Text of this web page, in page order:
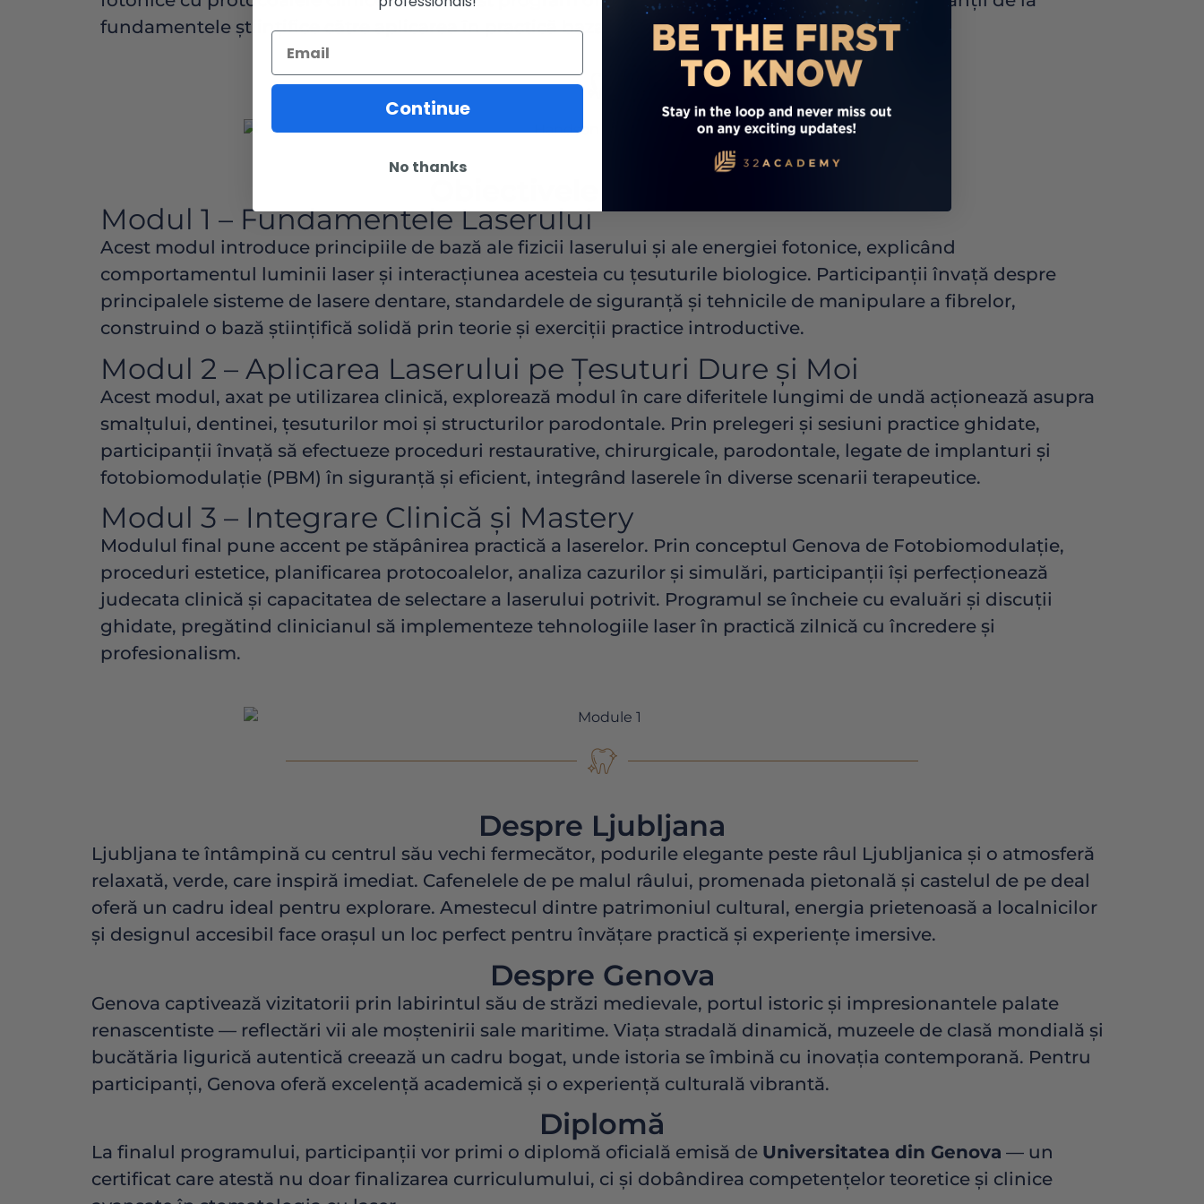
fundamentele științifice către aplicarea în practică bazată pe dovezi și cu încredere.
Modul 1 – Fundamentele Laserului
Acest modul introduce principiile de bază ale fizicii laserului și ale energiei fotonice, explicând
comportamentul luminii laser și interacțiunea acesteia cu țesuturile biologice. Participanții învață despre
principalele sisteme de lasere dentare, standardele de siguranță și tehnicile de manipulare a fibrelor,
construind o bază științifică solidă prin teorie și exerciții practice introductive.
Modul 2 – Aplicarea Laserului pe Țesuturi Dure și Moi
Acest modul, axat pe utilizarea clinică, explorează modul în care diferitele lungimi de undă acționează asupra
smalțului, dentinei, țesuturilor moi și structurilor parodontale. Prin prelegeri și sesiuni practice ghidate,
participanții învață să efectueze proceduri restaurative, chirurgicale, parodontale, legate de implanturi și
fotobiomodulație (PBM) în siguranță și eficient, integrând laserele în diverse scenarii terapeutice.
Modul 3 – Integrare Clinică și Mastery
Modulul final pune accent pe stăpânirea practică a laserelor. Prin conceptul Genova de Fotobiomodulație,
proceduri estetice, planificarea protocoalelor, analiza cazurilor și simulări, participanții își perfecționează
judecata clinică și capacitatea de selectare a laserului potrivit. Programul se încheie cu evaluări și discuții
ghidate, pregătind clinicianul să implementeze tehnologiile laser în practică zilnică cu încredere și
profesionalism.
Despre Ljubljana
Ljubljana te întâmpină cu centrul său vechi fermecător, podurile elegante peste râul Ljubljanica și o atmosferă
relaxată, verde, care inspiră imediat. Cafenelele de pe malul râului, promenada pietonală și castelul de pe deal
oferă un cadru ideal pentru explorare. Amestecul dintre patrimoniul cultural, energia prietenoasă a localnicilor
și designul accesibil face orașul un loc perfect pentru învățare practică și experiențe imersive.
Despre Genova
Genova captivează vizitatorii prin labirintul său de străzi medievale, portul istoric și impresionantele palate
renascentiste — reflectări vii ale moștenirii sale maritime. Viața stradală dinamică, muzeele de clasă mondială și
bucătăria ligurică autentică creează un cadru bogat, unde istoria se îmbină cu inovația contemporană. Pentru
participanți, Genova oferă excelență academică și o experiență culturală vibrantă.
Diplomă
La finalul programului, participanții vor primi o diplomă oficială emisă de Universitatea din Genova — un
certificat care atestă nu doar finalizarea curriculumului, ci și dobândirea competențelor teoretice și clinice
Continue
No thanks